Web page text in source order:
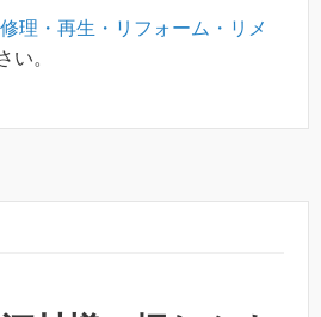
理・再生・リフォーム・リメ
い。